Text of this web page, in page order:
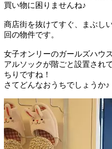
買い物に困りませんね♪
商店街を抜けてすぐ、まぶし
回の物件です。
女子オンリーのガールズハウ
アルソックが階ごと設置され
ちりですね！
さてどんなおうちでしょうか♪